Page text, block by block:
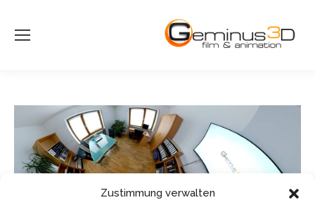
Zustimmung verwalten